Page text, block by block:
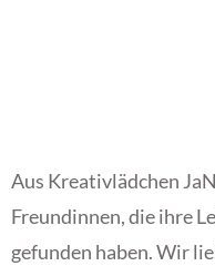
Aus Kreativlädchen
Freundinnen, die ihre
gefunden haben. Wir